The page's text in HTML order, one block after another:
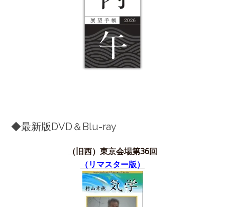
◆最新版DVD＆Blu-ray
（旧西）東京会場第36回
（リマスター版）